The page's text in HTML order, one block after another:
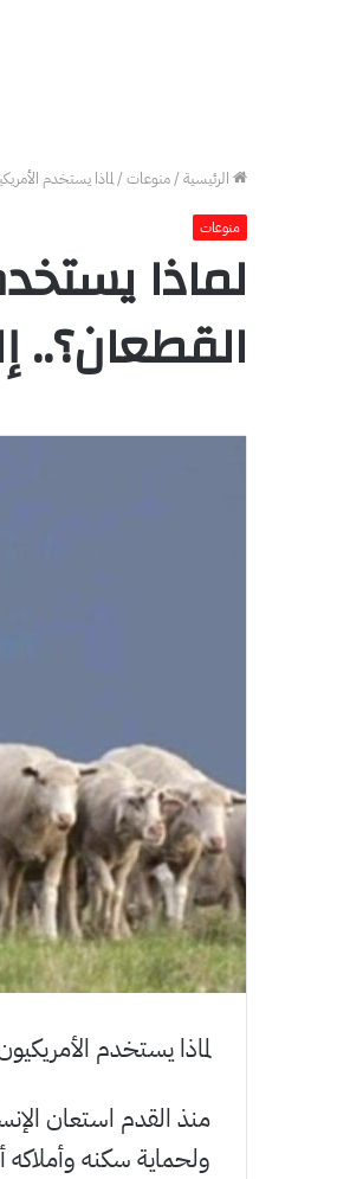
الرئيسية/منوعات/لماذا يستخدم
منوعات
لماذا
القطعان؟..
لماذا يستخدم
منذ القدم استعان
ولحماية سكنه